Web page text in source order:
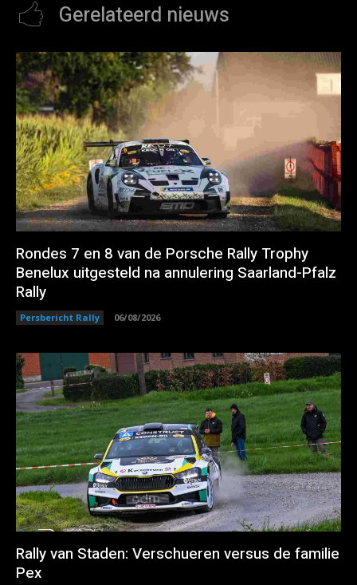
Gerelateerd nieuws
Rondes 7 en 8 van de Porsche Rally Trophy
Benelux uitgesteld na annulering Saarland-Pfalz
Rally
Persbericht Rally 06/08/2026
Rally van Staden: Verschueren versus de familie
Pex